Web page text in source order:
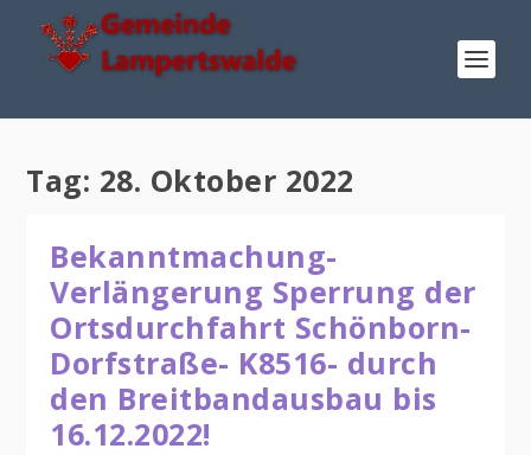
Tag: 28. Oktober 2022
Bekanntmachung-
Verlängerung Sperrung der
Ortsdurchfahrt Schönborn-
Dorfstraße- K8516- durch
den Breitbandausbau bis
16.12.2022!